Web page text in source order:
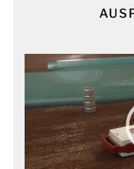
Reproductor
de